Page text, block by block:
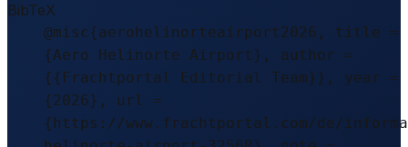
BibTeX
@misc{aerohelinorteairport2026, title =
{Aero Helinorte Airport}, author =
{{Frachtportal Editorial Team}}, year =
{2026}, url =
{https://www.frachtportal.com/de/